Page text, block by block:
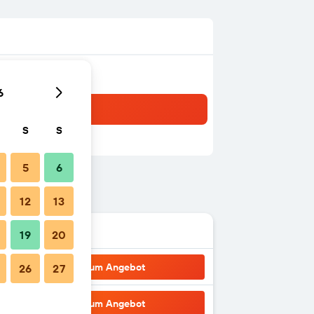
Zum Angebot
Zum Angebot
S S
5 6
12 13
19 20
26 27